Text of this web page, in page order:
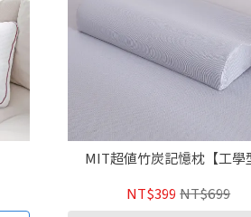
MIT超值竹炭記憶枕【工學
NT$399 NT$699